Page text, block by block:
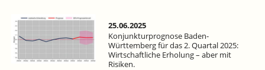
WÜRTTEMBERG
FÜR
DAS
25.06.2025
Konjunkturprognose Baden-
Württemberg für das 2. Quartal 2025:
Wirtschaftliche Erholung – aber mit
Risiken.